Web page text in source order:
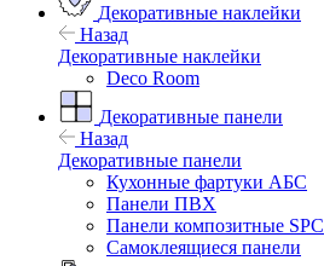
Декоративные наклейки
Назад
Декоративные наклейки
Deco Room
Декоративные панели
Назад
Декоративные панели
Кухонные фартуки АБС
Панели ПВХ
Панели композитные SPC
Самоклеящиеся панели